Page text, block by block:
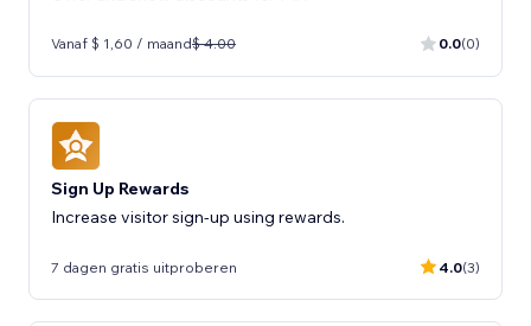
Vanaf $ 1,60 / maand$ 4.00 0.0(0)
Sign Up Rewards
Increase visitor sign-up using rewards.
7 dagen gratis uitproberen 4.0(3)